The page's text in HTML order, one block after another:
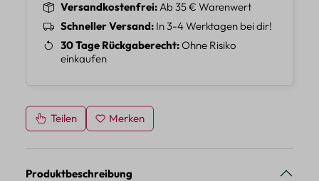
Versandkostenfrei Ab 35 € Warenwert
Schneller Versand In 3-4 Werktagen bei dir!
30 Tage Rückgaberecht Ohne Risiko
einkaufen
Teilen Merken
Produktbeschreibung